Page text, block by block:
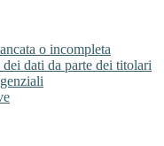
o incompleta
dati da parte dei titolari